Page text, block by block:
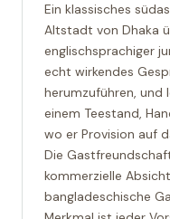
Ein klassisches
Altstadt von Dhaka
englischsprachiger
echt wirkendes
herumzuführen, und
einem Teestand,
wo er Provision auf
Die
kommerzielle
bangladeschische